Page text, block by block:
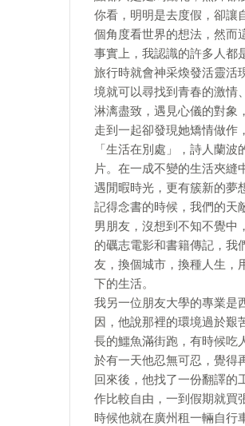
你看，明明是去度假，卻讓
個角度看世界的想法，然而
事實上，我認識的許多人都
旅行時就會神采煥發活靈活
境就可以尋找到青春的激情
淋漓盡致，遇見心儀的對象
走到一起卻發現她矯情做作
「生活在別處」，詩人蘭
片。在一成不變的生活夾縫
遇閒暇時光，更有簇新的夢
記得念書的時候，我們的天
男朋友，沒想到不知不覺中
的礪志電影和書籍傳記，我
友，換個城市，換種人生，
下的生活。
我另一位朋友大學的專業是
因，他說那裡的環境過於艱
長的鱷魚滿街跑，有時候吃
於有一天他忍無可忍，覺得
回來後，他找了一份翻譯的
作比較自由，一到假期就買
時候他就在廣州租一輛自行